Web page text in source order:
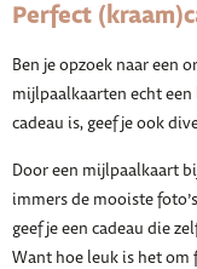
Perfect
Ben je opzoek naar een
mijlpaalkaarten echt
cadeau is, geef je ook
Door een mijlpaalkaart
immers de mooiste
geef je een cadeau die
Want hoe leuk is het om